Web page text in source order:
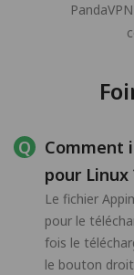
Comment
pour Linux
Le fichier
pour le
fois le
le bouton